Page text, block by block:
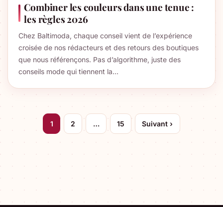
Combiner les couleurs dans une tenue :
les règles 2026
Chez Baltimoda, chaque conseil vient de l’expérience
croisée de nos rédacteurs et des retours des boutiques
que nous référençons. Pas d’algorithme, juste des
conseils mode qui tiennent la…
Pagination
1 2 … 15 Suivant ›